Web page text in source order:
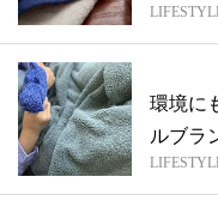
オ...
環境に
ルブラ